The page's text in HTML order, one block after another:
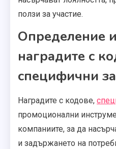
ползи за участие.
Определение
наградите с
специфични
Наградите с кодове,
промоционални
компаниите, за да
и задържането на